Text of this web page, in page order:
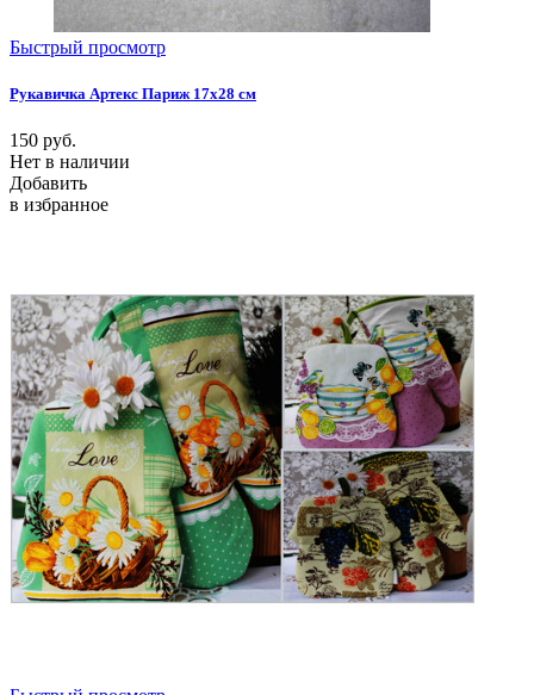
Быстрый просмотр
Рукавичка Артекс Париж 17х28 см
150 руб.
Нет в наличии
Добавить
в избранное